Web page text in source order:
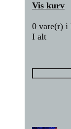
Vis kurv
0 vare(r) i
I alt